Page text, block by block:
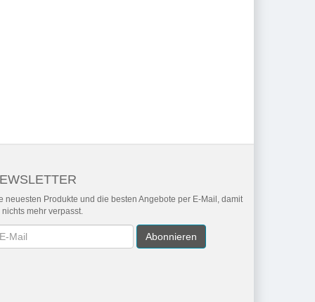
neuesten Produkte und die besten Angebote per E-Mail, damit
nichts mehr verpasst.
Abonnieren